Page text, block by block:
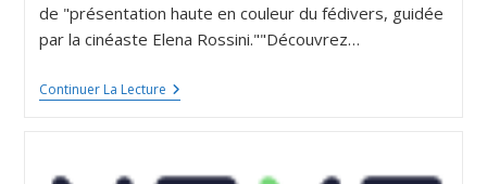
de "présentation haute en couleur du fédivers, guidée
par la cinéaste Elena Rossini.""Découvrez…
Continuer La Lecture